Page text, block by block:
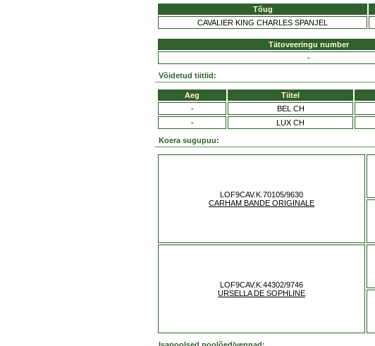
Tõug
CAVALIER KING CHARLES SPANJEL
Tätoveeringu number
-
Võidetud tiitlid:
Aeg Tiitel
-
BEL CH
-
LUX CH
Koera sugupuu:
LOF9CAV.K.70105/9630
CARHAM BANDE ORIGINALE
LOF9CAV.K.44302/9746
URSELLA DE SOPHLINE